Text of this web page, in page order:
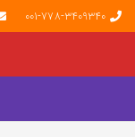
001-778-3409340